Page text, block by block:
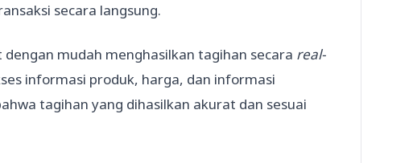
secara langsung.
dengan mudah menghasilkan tagihan secara real-
informasi produk, harga, dan informasi
tagihan yang dihasilkan akurat dan sesuai